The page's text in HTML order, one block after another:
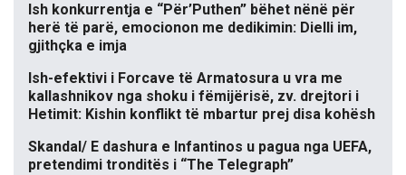
Ish konkurrentja e “Për’Puthen” bëhet nënë për
herë të parë, emocionon me dedikimin: Dielli im,
gjithçka e imja
Ish-efektivi i Forcave të Armatosura u vra me
kallashnikov nga shoku i fëmijërisë, zv. drejtori i
Hetimit: Kishin konflikt të mbartur prej disa kohësh
Skandal/ E dashura e Infantinos u pagua nga UEFA,
pretendimi tronditës i “The Telegraph”